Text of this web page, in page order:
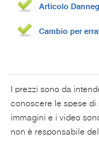
Articolo
Cambio per
I prezzi sono da
conoscere le spese di
immagini e i video
non è responsabile